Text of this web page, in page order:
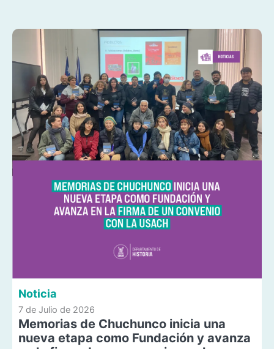
Noticia
7 de Julio de 2026
Memorias de Chuchunco inicia una
nueva etapa como Fundación y avanza